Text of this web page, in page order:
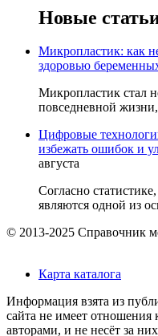
Новые
Микропластик: как
здоровью
Микропластик стал
повседневной
Цифровые
избежать ошибок и
августа
Согласно
являются одной из
© 2013-2025 Справочник
Карта каталога
Информация взята из
сайта не имеет
авторами, и не несёт за